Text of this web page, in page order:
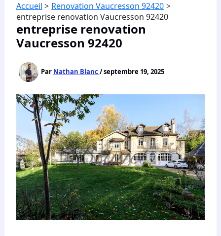
Accueil
Renovation Vaucresson 92420
entreprise renovation Vaucresson 92420
entreprise renovation
Vaucresson 92420
Par Nathan Blanc/septembre 19, 2025